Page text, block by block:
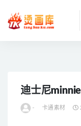
迪士尼
- 卡通素材